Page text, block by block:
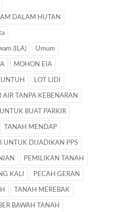
DALAM HUTAN
(ILA) Umum
MOHON EIA
LOT LIDI
AIR TANPA KEBENARAN
BUAT PARKIR
TANAH MENDAP
UNTUK DIJADIKAN PPS
PEMILIKAN TANAH
KALI PECAH GERAN
TANAH MEREBAK
BAWAH TANAH